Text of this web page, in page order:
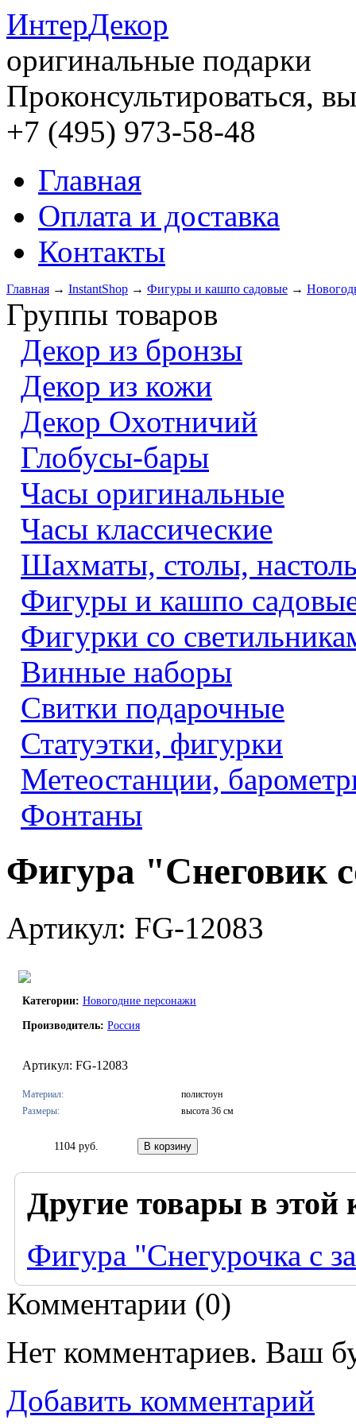
ИнтерДекор
оригинальные подарки
Проконсультироваться,
+7 (495) 973-58-48
Главная
Оплата и доставка
Контакты
Главная → InstantShop → Фигуры и кашпо садовые →
Группы товаров
Декор из бронзы
Декор из кожи
Декор Охотничий
Глобусы-бары
Часы оригинальные
Часы классические
Шахматы, столы,
Фигуры и кашпо
Фигурки со
Винные наборы
Свитки подарочные
Статуэтки, фигурки
Метеостанции,
Фонтаны
Фигура "Снеговик
Артикул: FG-12083
Категории: Новогодние персонажи
Производитель: Россия
Артикул: FG-12083
Материал:
полистоун
Размеры:
высота 36 см
1104 руб.
Другие товары в этой
Фигура "Снегурочка с
Комментарии (0)
Нет комментариев. Ваш
Добавить комментарий